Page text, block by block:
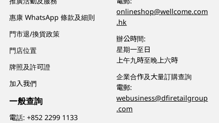
惠康 WhatsApp 條款及細則
門市退/換貨政策
門店位置
牌照及許可證
加入我們
一般查詢
電話:+852 2299 1133
onlineshop@wellcome.com
.hk
辦公時間:
星期一至日
上午九時至晚上六時
企業合作及大量訂購查詢
電郵:
webusiness@dfiretailgroup
.com